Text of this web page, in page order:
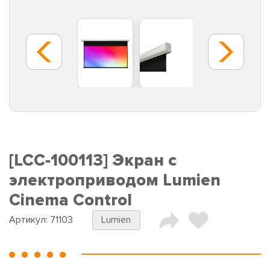
[LCC-100113] Экран с
электроприводом Lumien
Cinema Control
Артикул: 71103 Lumien